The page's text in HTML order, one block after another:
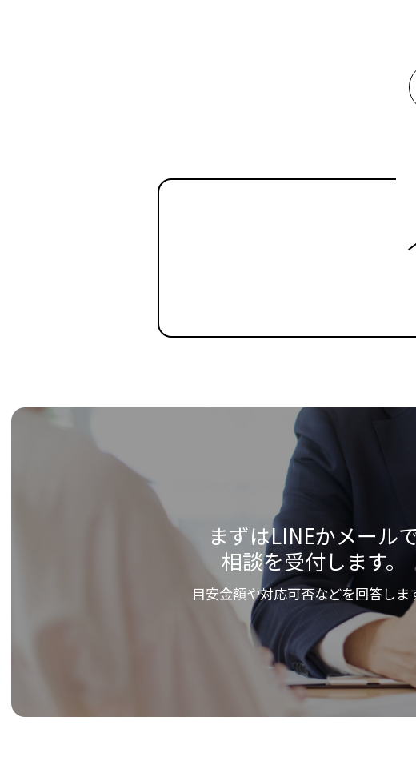
まずはLINEかメール
相談を受付します。
目安金額や対応可否などを回答しま